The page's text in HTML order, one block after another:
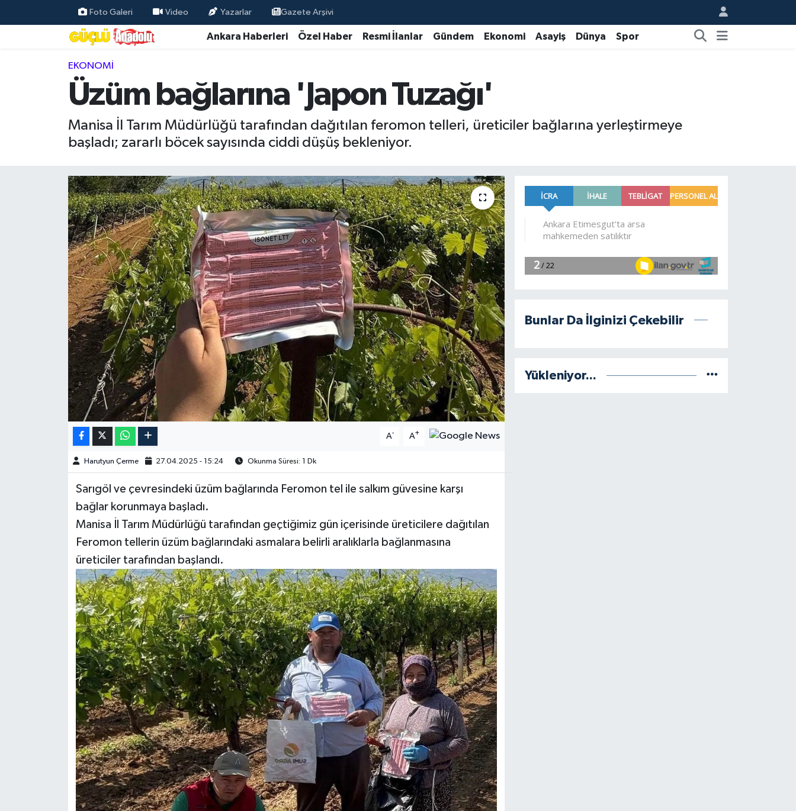
Foto Galeri Video Yazarlar Gazete Arşivi
Ankara Haberleri Özel Haber Resmi İlanlar Gündem Ekonomi Asayiş Dünya Spor
EKONOMI
Üzüm bağlarına 'Japon Tuzağı'
Manisa İl Tarım Müdürlüğü tarafından dağıtılan feromon telleri, üreticiler bağlarına yerleştirmeye
başladı; zararlı böcek sayısında ciddi düşüş bekleniyor.
A- A+
Harutyun Çerme 27.04.2025 - 15:24 Okunma Süresi: 1 Dk
Sarıgöl ve çevresindeki üzüm bağlarında Feromon tel ile salkım güvesine karşı
bağlar korunmaya başladı.
Manisa İl Tarım Müdürlüğü tarafından geçtiğimiz gün içerisinde üreticilere dağıtılan
Feromon tellerin üzüm bağlarındaki asmalara belirli aralıklarla bağlanmasına
üreticiler tarafından başlandı.
Bunlar Da İlginizi Çekebilir
Yükleniyor...
Özel Haber
Ankara Haberleri
Resmi İlanlar
Ekonomi
Magazin
Burç Yorumları
Hava Durumu
Kim kimdir?
Teknoloji
Televizyon
Yaşam-Çevre